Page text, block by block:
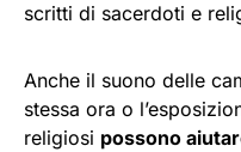
scritti di sacerdoti e
Anche il suono delle
stessa ora o
religiosi possono